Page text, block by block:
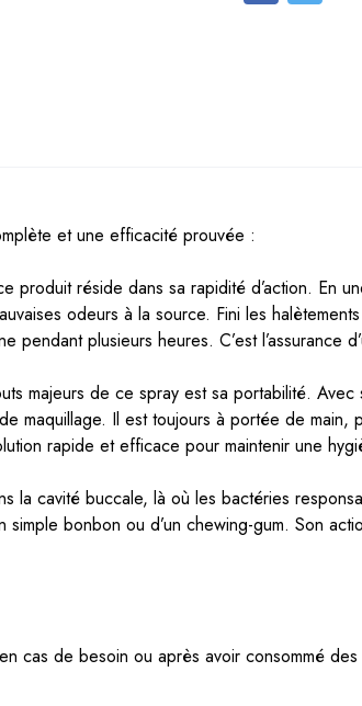
et une efficacité prouvée :
produit réside dans sa rapidité d’action. En
odeurs à la source. Fini les
plusieurs heures. C’est l’assurance
majeurs de ce spray est sa portabilité.
maquillage. Il est toujours à portée de
rapide et efficace pour maintenir une
la cavité buccale, là où les bactéries
bonbon ou d’un chewing-gum. Son
cas de besoin ou après avoir consommé